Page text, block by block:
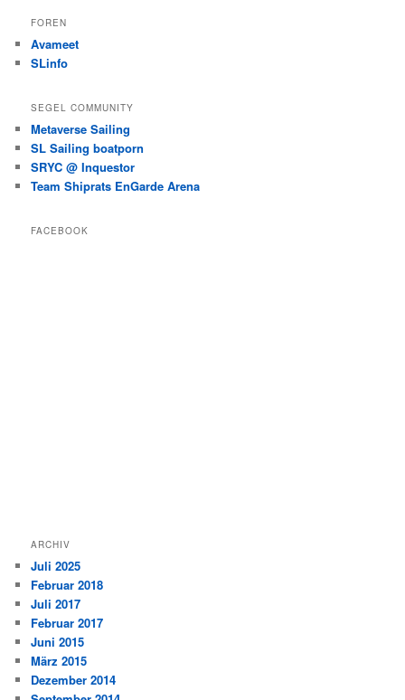
FOREN
Avameet
SLinfo
SEGEL COMMUNITY
Metaverse Sailing
SL Sailing boatporn
SRYC @ Inquestor
Team Shiprats EnGarde Arena
FACEBOOK
ARCHIV
Juli 2025
Februar 2018
Juli 2017
Februar 2017
Juni 2015
März 2015
Dezember 2014